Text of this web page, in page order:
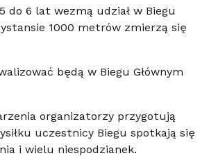
do 6 lat wezmą udział w Biegu
1000 metrów zmierzą się
będą w Biegu Głównym
organizatorzy przygotują
uczestnicy Biegu spotkają się
i wielu niespodzianek.